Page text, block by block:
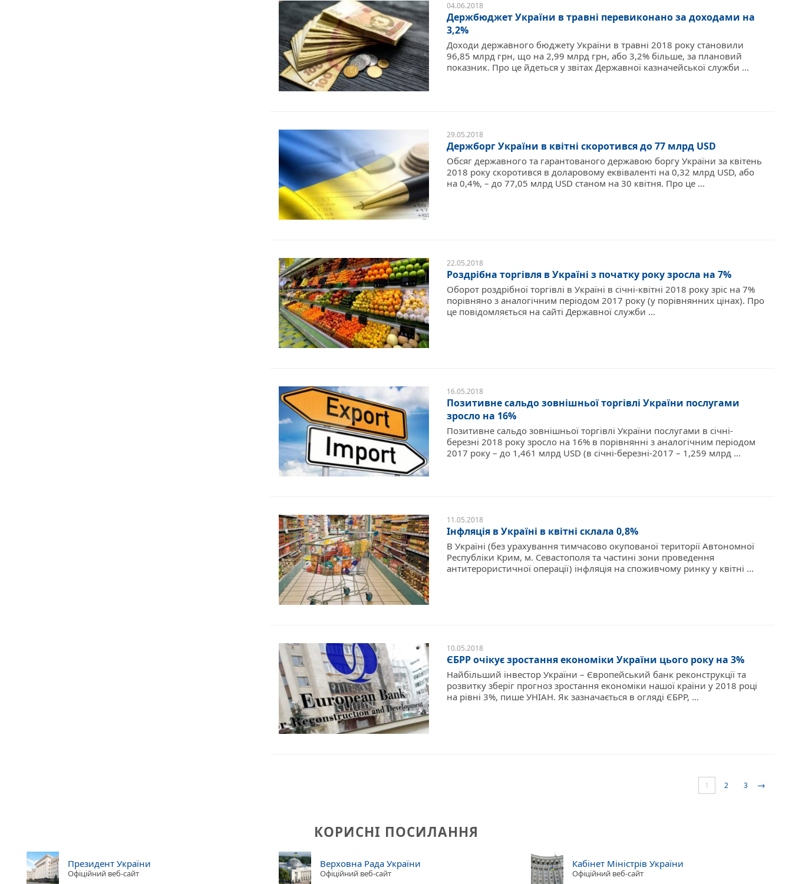
04.06.2018
Держбюджет України в травні перевиконано за доходами на
3,2%
Доходи державного бюджету України в травні 2018 року становили
96,85 млрд грн, що на 2,99 млрд грн, або 3,2% більше, за плановий
показник. Про це йдеться у звітах Державної казначейської служби ...
29.05.2018
Держборг України в квітні скоротився до 77 млрд USD
Обсяг державного та гарантованого державою боргу України за квітень
2018 року скоротився в доларовому еквіваленті на 0,32 млрд USD, або
на 0,4%, – до 77,05 млрд USD станом на 30 квітня. Про це ...
22.05.2018
Роздрібна торгівля в Україні з початку року зросла на 7%
Оборот роздрібної торгівлі в Україні в січні-квітні 2018 року зріс на 7%
порівняно з аналогічним періодом 2017 року (у порівнянних цінах). Про
це повідомляється на сайті Державної служби ...
16.05.2018
Позитивне сальдо зовнішньої торгівлі України послугами
зросло на 16%
Позитивне сальдо зовнішньої торгівлі України послугами в січні-
березні 2018 року зросло на 16% в порівнянні з аналогічним періодом
2017 року – до 1,461 млрд USD (в січні-березні-2017 – 1,259 млрд ...
11.05.2018
Інфляція в Україні в квітні склала 0,8%
В Україні (без урахування тимчасово окупованої території Автономної
Республіки Крим, м. Севастополя та частині зони проведення
антитерористичної операції) інфляція на споживчому ринку у квітні ...
10.05.2018
ЄБРР очікує зростання економіки України цього року на 3%
Найбільший інвестор України – Європейський банк реконструкції та
розвитку зберіг прогноз зростання економіки нашої країни у 2018 році
на рівні 3%, пише УНІАН. Як зазначається в огляді ЄБРР, ...
1 2 3 →
КОРИСНІ ПОСИЛАННЯ
Президент України
Офіційний веб-сайт
Верховна Рада України
Офіційний веб-сайт
Кабінет Міністрів України
Офіційний веб-сайт